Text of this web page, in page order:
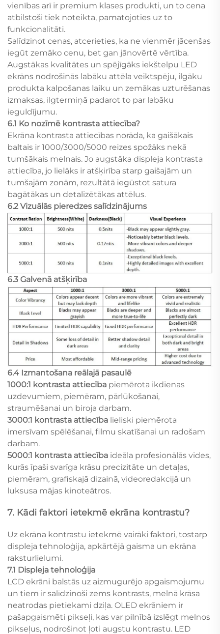
vienības arī ir premium klases produkti, un to cena
atbilstoši tiek noteikta, pamatojoties uz to
funkcionalitāti.
Salīdzinot cenas, atcerieties, ka ne vienmēr jācenšas
iegūt zemāko cenu, bet gan jānovērtē vērtība.
Augstākas kvalitātes un spējīgāks iekštelpu LED
ekrāns nodrošinās labāku attēla veiktspēju, ilgāku
produkta kalpošanas laiku un zemākas uzturēšanas
izmaksas, ilgtermiņā padarot to par labāku
ieguldījumu.
6.1 Ko nozīmē kontrasta attiecība?
Ekrāna kontrasta attiecības norāda, ka gaišākais
baltais ir 1000/3000/5000 reizes spožāks nekā
tumšākais melnais. Jo augstāka displeja kontrasta
attiecība, jo lielāks ir atšķirība starp gaišajām un
tumšajām zonām, rezultātā iegūstot satura
bagātākas un detalizētākas attēlus.
6.2 Vizuālās pieredzes salīdzinājums
6.3 Galvenā atšķirība
6.4 Izmantošana reālajā pasaulē
1000:1 kontrasta attiecība piemērota ikdienas
uzdevumiem, piemēram, pārlūkošanai,
straumēšanai un biroja darbam.
3000:1 kontrasta attiecība lieliski piemērota
imersīvam spēlēšanai, filmu skatīšanai un radošam
darbam.
5000:1 kontrasta attiecība ideāla profesionālās vides,
kurās īpaši svarīga krāsu precizitāte un detaļas,
piemēram, grafiskajā dizainā, videoredakcijā un
luksusa mājas kinoteātros.
7. Kādi faktori ietekmē ekrāna kontrastu?
Uz ekrāna kontrastu ietekmē vairāki faktori, tostarp
displeja tehnoloģija, apkārtējā gaisma un ekrāna
raksturlielumi.
7.1 Displeja tehnoloģija
LCD ekrāni balstās uz aizmugurējo apgaismojumu
un tiem ir salīdzinoši zems kontrasts, melnā krāsa
neatrodas pietiekami dziļa. OLED ekrāniem ir
pašapgaismēti pikseļi, kas var pilnībā izslēgt melnos
pikseļus, nodrošinot ļoti augstu kontrastu. LED